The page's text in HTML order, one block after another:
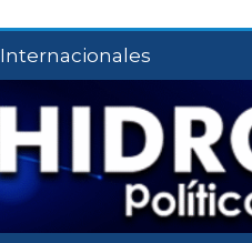
Internacionales